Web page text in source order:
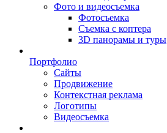
Фото и видеосъемка
Фотосъемка
Съемка с коптера
3D панорамы и туры
Портфолио
Сайты
Продвижение
Контекстная реклама
Логотипы
Видеосъемка